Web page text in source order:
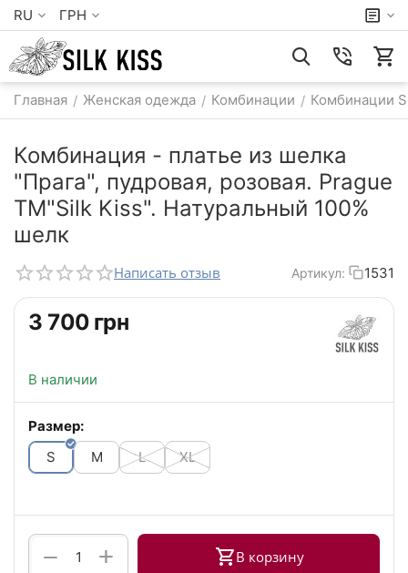
RU ГРН
Главная / Женская одежда / Комбинации / Комбинации S
Комбинация - платье из шелка
"Прага", пудровая, розовая. Prague
TM"Silk Kiss". Натуральный 100%
шелк
Написать отзыв Артикул: 1531
‍3 700‍ грн
В наличии
Размер:
S
M L XL
+
− В корзину